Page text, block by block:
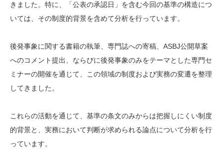
きました。特に、「公表の承認日」を含む今回の基準の構造につ
いては、その制度的背景を含めて分析を行っています。
後発事象に関する書籍の執筆、専門誌への寄稿、ASBJ公開草案
へのコメント提出、ならびに後発事象のみをテーマとした専門セ
ミナーの開催を通じて、この領域の制度および実務の変遷を整理
してきました。
これらの活動を通じて、基準の条文のみからは把握しにくい制度
的背景と、実務において判断が求められる論点について分析を行
っています。